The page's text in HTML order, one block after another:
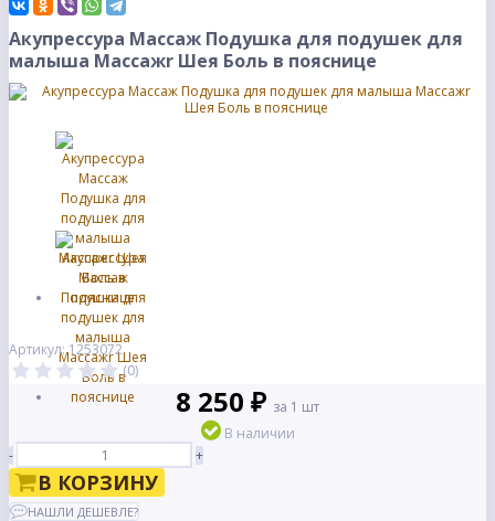
Акупрессура Массаж Подушка для подушек для
малыша Массажr Шея Боль в пояснице
Артикул: 1253072
(0)
8 250 ₽ за 1 шт
В наличии
-
+
В КОРЗИНУ
НАШЛИ ДЕШЕВЛЕ?